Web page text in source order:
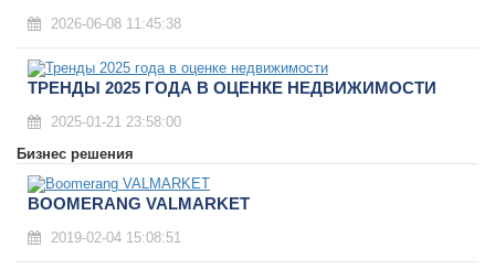
2026-06-08 11:45:38
ТРЕНДЫ 2025 ГОДА В ОЦЕНКЕ НЕДВИЖИМОСТИ
2025-01-21 23:58:00
Бизнес решения
BOOMERANG VALMARKET
2019-02-04 15:08:51